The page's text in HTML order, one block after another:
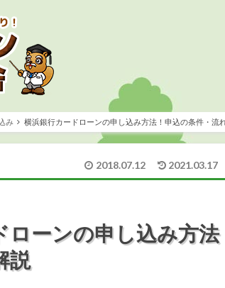
み 横浜銀行カードローンの申し込み方法！申込の条件・流
2018.07.12 2021.03.17
ローンの申し込み方
説